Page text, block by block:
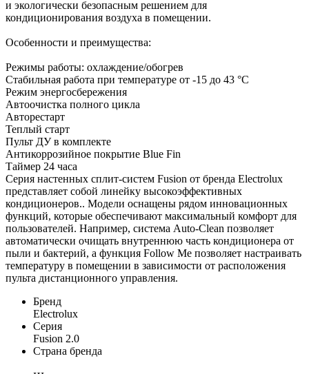
и экологически безопасным решением для
кондиционирования воздуха в помещении.
Особенности и преимущества:
Режимы работы: охлаждение/обогрев
Стабильная работа при температуре от -15 до 43 °C
Режим энергосбережения
Автоочистка полного цикла
Авторестарт
Теплый старт
Пульт ДУ в комплекте
Антикоррозийное покрытие Blue Fin
Таймер 24 часа
Серия настенных сплит-систем Fusion от бренда Electrolux
представляет собой линейку высокоэффективных
кондиционеров.. Модели оснащены рядом инновационных
функций, которые обеспечивают максимальный комфорт для
пользователей. Например, система Auto-Clean позволяет
автоматически очищать внутреннюю часть кондиционера от
пыли и бактерий, а функция Follow Me позволяет настраивать
температуру в помещении в зависимости от расположения
пульта дистанционного управления.
Бренд
Electrolux
Серия
Fusion 2.0
Страна бренда